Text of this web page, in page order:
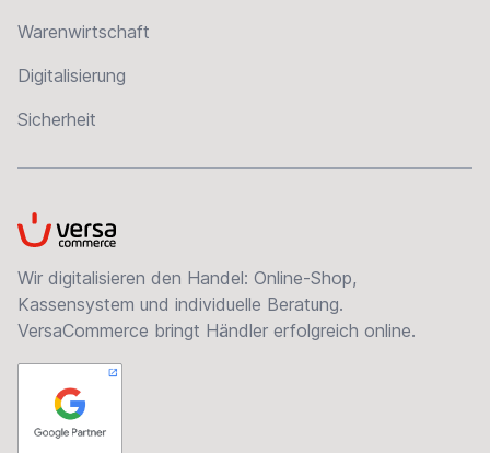
Warenwirtschaft
Digitalisierung
Sicherheit
VersaCommerce
Wir digitalisieren den Handel: Online-Shop,
Kassensystem und individuelle Beratung.
VersaCommerce bringt Händler erfolgreich online.